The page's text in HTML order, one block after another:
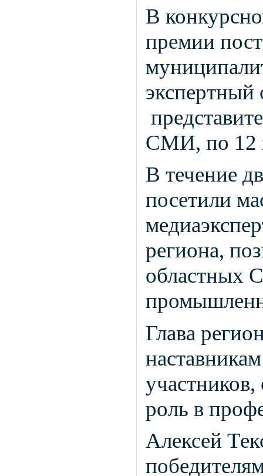
В
премии
экспертный
СМИ, по 12
В течение
посетили
региона,
областных
Глава
роль в
Алексей